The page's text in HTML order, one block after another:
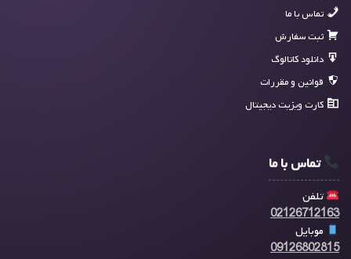
تماس با ما
ثبت سفارش
دانلود کاتالوگ
قوانین و مقررات
کارت ویزیت دیجیتال
تماس با ما
تلفن
02126712163
موبایل
09126802815